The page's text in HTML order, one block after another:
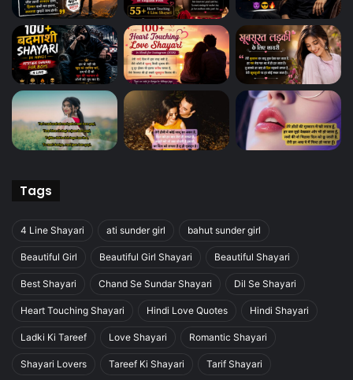
Tags
4 Line Shayari ati sunder girl bahut sunder girl
Beautiful Girl Beautiful Girl Shayari Beautiful Shayari
Best Shayari Chand Se Sundar Shayari Dil Se Shayari
Heart Touching Shayari Hindi Love Quotes Hindi Shayari
Ladki Ki Tareef Love Shayari Romantic Shayari
Shayari Lovers Tareef Ki Shayari Tarif Shayari